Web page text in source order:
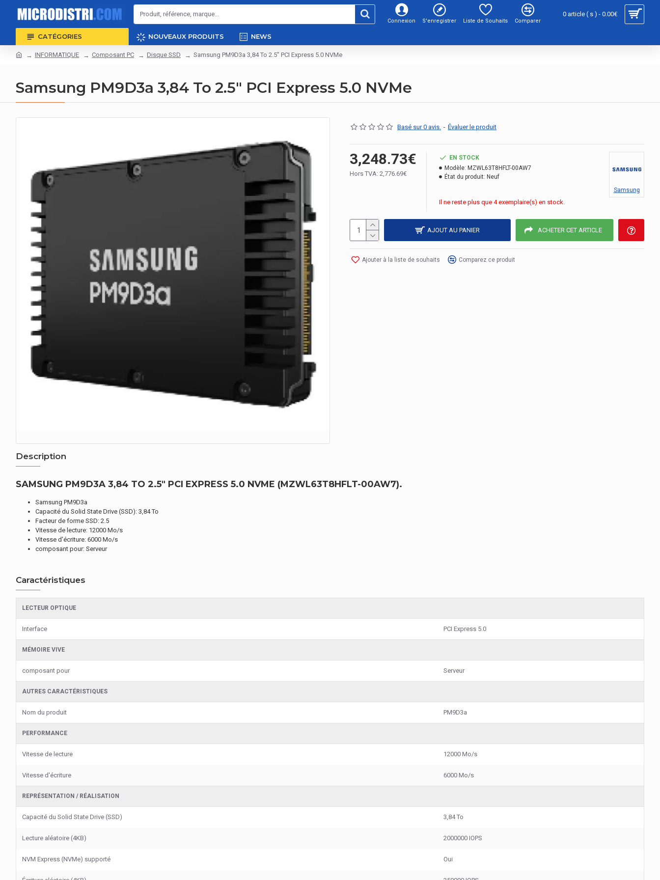
Connexion S'enregistrer Liste de Souhaits Comparer
0 article ( s ) - 0.00€
CATÉGORIES NOUVEAUX PRODUITS NEWS
INFORMATIQUE Composant PC Disque SSD Samsung PM9D3a 3,84 To 2.5" PCI Express 5.0 NVMe
Samsung PM9D3a 3,84 To 2.5" PCI Express 5.0 NVMe
Basé sur 0 avis. - Évaluer le produit
3,248.73€
Hors TVA: 2,776.69€
EN STOCK
Modèle: MZWL63T8HFLT-00AW7
État du produit: Neuf
Samsung
Il ne reste plus que 4 exemplaire(s) en stock.
AJOUT AU PANIER ACHETER CET ARTICLE
Ajouter à la liste de souhaits Comparez ce produit
Description
SAMSUNG PM9D3A 3,84 TO 2.5" PCI EXPRESS 5.0 NVME (MZWL63T8HFLT-00AW7).
Samsung PM9D3a
Capacité du Solid State Drive (SSD): 3,84 To
Facteur de forme SSD: 2.5
Vitesse de lecture: 12000 Mo/s
Vitesse d'écriture: 6000 Mo/s
composant pour: Serveur
Caractéristiques
LECTEUR OPTIQUE
Interface PCI Express 5.0
MÉMOIRE VIVE
composant pour Serveur
AUTRES CARACTÉRISTIQUES
Nom du produit PM9D3a
PERFORMANCE
Vitesse de lecture 12000 Mo/s
Vitesse d'écriture 6000 Mo/s
REPRÉSENTATION / RÉALISATION
Capacité du Solid State Drive (SSD) 3,84 To
Lecture aléatoire (4KB) 2000000 IOPS
NVM Express (NVMe) supporté Oui